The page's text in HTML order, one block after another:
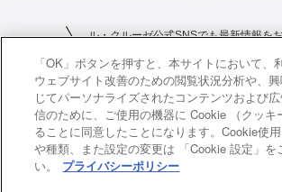
ル・クルーゼ公式SNSでも最新情報を
お問い合わせ サ
「OK」ボタンを押すと、本サイトにおいて、
ウェブサイト改善のための閲覧状況分析や、
じてパーソナライズされたコンテンツおよび
信のために、ご使用の機器に Cookie （クッキ
ることに同意したことになります。Cookie使
や種類、また設定の変更は 「Cookie 設定」を
い。
プライバシーポリシー